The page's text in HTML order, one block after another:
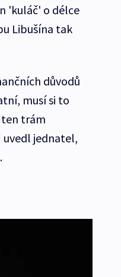
'kuláč' o délce
Libušína tak
důvodů
musí si to
trám
uvedl jednatel,